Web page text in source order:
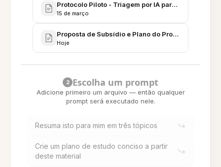
Protocolo Piloto - Triagem por IA para Dor
15 de março
Proposta de Subsídio e Plano do Projeto -
Hoje
2 Escolha um prompt
Adicione primeiro um arquivo — então qualquer
prompt será executado nele.
Resuma isto para mim em três tópicos
Crie um plano de estudo conciso a partir
deste material